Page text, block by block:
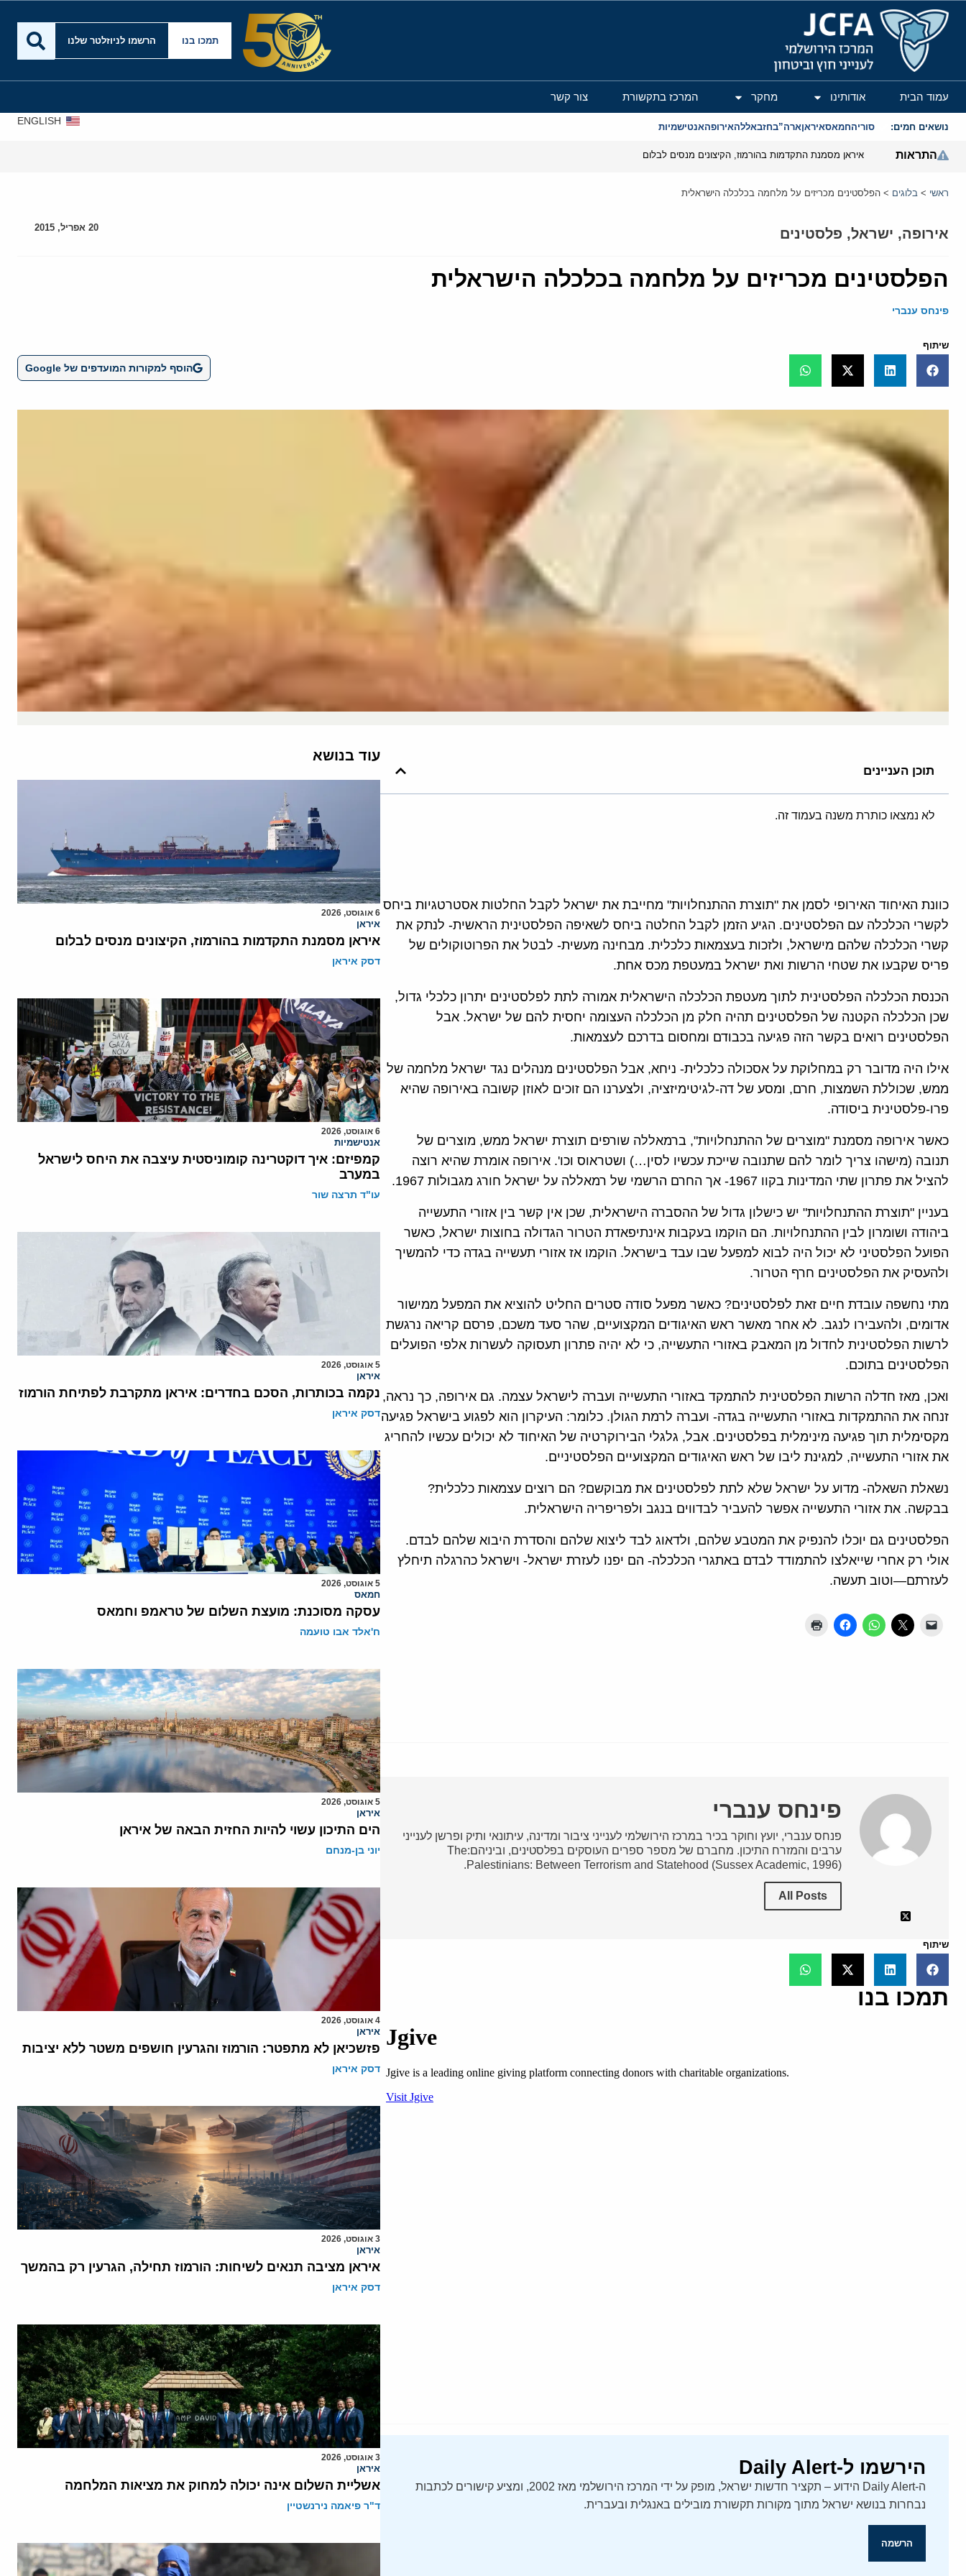
המרכז הירושלמי לענייני חוץ וביטחון
תמכו בנו הרשמו לניוזלטר שלנו
עמוד הבית אודותינו מחקר המרכז בתקשורת צור קשר
נושאים חמים: סוריהחמאסאיראןארה”בחזבאללהאירופהאנטישמיות
ENGLISH
התראות איראן מסמנת התקדמות בהורמוז, הקיצונים מנסים לבלום
ראשי > בלוגים > הפלסטינים מכריזים על מלחמה בכלכלה הישראלית
אירופה, ישראל, פלסטינים 20 אפריל, 2015
הפלסטינים מכריזים על מלחמה בכלכלה הישראלית
פינחס ענברי
שיתוף
הוסף למקורות המועדפים של Google
תוכן העניינים
לא נמצאו כותרת משנה בעמוד זה.
כוונת האיחוד האירופי לסמן את "תוצרת ההתנחלויות" מחייבת את ישראל לקבל החלטות אסטרטגיות ביחס
לקשרי הכלכלה עם הפלסטינים. הגיע הזמן לקבל החלטה ביחס לשאיפה הפלסטינית הראשית- לנתק את
קשרי הכלכלה שלהם מישראל, ולזכות בעצמאות כלכלית. מבחינה מעשית- לבטל את הפרוטוקולים של
פריס שקבעו את שטחי הרשות ואת ישראל במעטפת מכס אחת.
הכנסת הכלכלה הפלסטינית לתוך מעטפת הכלכלה הישראלית אמורה לתת לפלסטינים יתרון כלכלי גדול,
שכן הכלכלה הקטנה של הפלסטינים תהיה חלק מן הכלכלה העצומה יחסית להם של ישראל. אבל
הפלסטינים רואים בקשר הזה פגיעה בכבודם ומחסום בדרכם לעצמאות.
אילו היה מדובר רק במחלוקת על אסכולה כלכלית- ניחא, אבל הפלסטינים מנהלים נגד ישראל מלחמה של
ממש, שכוללת השמצות, חרם, ומסע של דה-לגיטימיזציה, ולצערנו הם זוכים לאוזן קשובה באירופה שהיא
פרו-פלסטינית ביסודה.
כאשר אירופה מסמנת "מוצרים של ההתנחלויות", ברמאללה שורפים תוצרת ישראל ממש, מוצרים של
תנובה (מישהו צריך לומר להם שתנובה שייכת עכשיו לסין…) ושטראוס וכו'. אירופה אומרת שהיא רוצה
להציל את פתרון שתי המדינות בקוו 1967- אך החרם הרשמי של רמאללה על ישראל חורג מגבולות 1967.
בעניין "תוצרת ההתנחלויות" יש כישלון גדול של ההסברה הישראלית, שכן אין קשר בין אזורי התעשייה
ביהודה ושומרון לבין ההתנחלויות. הם הוקמו בעקבות אינתיפאדת הטרור הגדולה בחוצות ישראל, כאשר
הפועל הפלסטיני לא יכול היה לבוא למפעל שבו עבד בישראל. הוקמו אז אזורי תעשייה בגדה כדי להמשיך
ולהעסיק את הפלסטינים חרף הטרור.
מתי נחשפה עובדת חיים זאת לפלסטינים? כאשר מפעל סודה סטרים החליט להוציא את המפעל ממישור
אדומים, ולהעבירו לנגב. לא אחר מאשר ראש האיגודים המקצועיים, שהר סעד משכם, פרסם קריאה נרגשת
לרשות הפלסטינית לחדול מן המאבק באזורי התעשייה, כי לא יהיה פתרון תעסוקה לעשרות אלפי הפועלים
הפלסטינים בתוכם.
ואכן, מאז חדלה הרשות הפלסטינית להתמקד באזורי התעשייה ועברה לישראל עצמה. גם אירופה, כך נראה,
זנחה את ההתמקדות באזורי התעשייה בגדה- ועברה לרמת הגולן. כלומר: העיקרון הוא לפגוע בישראל פגיעה
מקסימלית תוך פגיעה מינימלית בפלסטינים. אבל, גלגלי הבירוקרטיה של האיחוד לא יכולים עכשיו להחריג
את אזורי התעשייה, למגינת ליבו של ראש האיגודים המקצועיים הפלסטיניים.
נשאלת השאלה- מדוע על ישראל שלא לתת לפלסטינים את מבוקשם? הם רוצים עצמאות כלכלית?
בבקשה. את אזורי התעשייה אפשר להעביר לבדווים בנגב ולפריפריה הישראלית.
הפלסטינים גם יוכלו להנפיק את המטבע שלהם, ולדאוג לבד ליצוא שלהם והסדרת היבוא שלהם לבדם.
אולי רק אחרי שייאלצו להתמודד לבדם באתגרי הכלכלה- הם יפנו לעזרת ישראל- וישראל כהרגלה תיחלץ
לעזרתם—וטוב תעשה.
פינחס ענברי
פנחס ענברי, יועץ וחוקר בכיר במרכז הירושלמי לענייני ציבור ומדינה, עיתונאי ותיק ופרשן לענייני
ערבים והמזרח התיכון. מחברם של מספר ספרים העוסקים בפלסטינים, וביניהם:The
Palestinians: Between Terrorism and Statehood (Sussex Academic, 1996).
All Posts
שיתוף
תמכו בנו
הירשמו ל-Daily Alert
ה-Daily Alert הידוע – תקציר חדשות ישראל, מופק על ידי המרכז הירושלמי מאז 2002, ומציע קישורים לכתבות
נבחרות בנושא ישראל מתוך מקורות תקשורת מובילים באנגלית ובעברית.
הרשמה
עוד בנושא
6 אוגוסט, 2026
איראן
איראן מסמנת התקדמות בהורמוז, הקיצונים מנסים לבלום
דסק איראן
6 אוגוסט, 2026
אנטישמיות
קמפיזם: איך דוקטרינה קומוניסטית עיצבה את היחס לישראל
במערב
עו"ד תרצה שור
5 אוגוסט, 2026
איראן
נקמה בכותרות, הסכם בחדרים: איראן מתקרבת לפתיחת הורמוז
דסק איראן
5 אוגוסט, 2026
חמאס
עסקה מסוכנת: מועצת השלום של טראמפ וחמאס
ח'אלד אבו טועמה
5 אוגוסט, 2026
איראן
הים התיכון עשוי להיות החזית הבאה של איראן
יוני בן-מנחם
4 אוגוסט, 2026
איראן
פזשכיאן לא מתפטר: הורמוז והגרעין חושפים משטר ללא יציבות
דסק איראן
3 אוגוסט, 2026
איראן
איראן מציבה תנאים לשיחות: הורמוז תחילה, הגרעין רק בהמשך
דסק איראן
3 אוגוסט, 2026
איראן
אשליית השלום אינה יכולה למחוק את מציאות המלחמה
ד"ר פיאמה נירנשטיין